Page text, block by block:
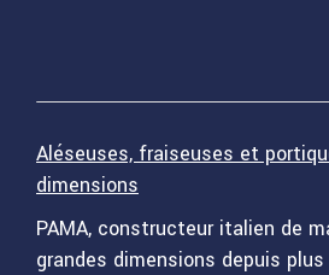
Aléseuses, fraiseuses et
dimensions
PAMA, constructeur italien de
grandes dimensions depuis